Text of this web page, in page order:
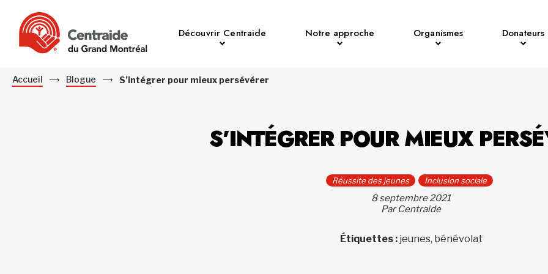
Découvrir Centraide Notre approche Organismes Donateurs
Accueil Blogue S’intégrer pour mieux persévérer
S’INTÉGRER POUR MIEUX
Réussite des jeunes Inclusion sociale
8 septembre 2021
Par Centraide
Étiquettes : jeunes, bénévolat